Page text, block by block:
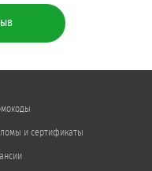
и сертификаты